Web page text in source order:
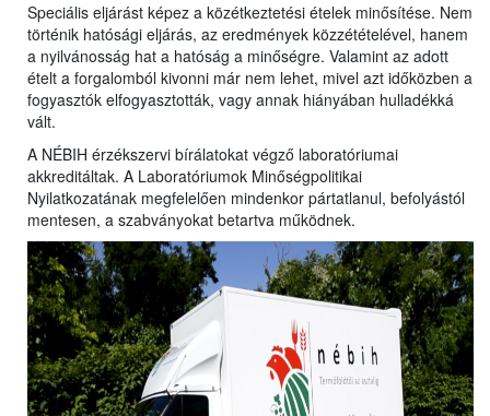
Speciális eljárást képez a közétkeztetési ételek minősítése. Nem
történik hatósági eljárás, az eredmények közzétételével, hanem
a nyilvánosság hat a hatóság a minőségre. Valamint az adott
ételt a forgalomból kivonni már nem lehet, mivel azt időközben a
fogyasztók elfogyasztották, vagy annak hiányában hulladékká
vált.
A NÉBIH érzékszervi bírálatokat végző laboratóriumai
akkreditáltak. A Laboratóriumok Minőségpolitikai
Nyilatkozatának megfelelően mindenkor pártatlanul, befolyástól
mentesen, a szabványokat betartva működnek.